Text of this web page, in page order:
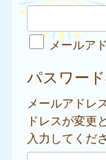
メールア
パスワー
メールアドレ
ドレスが変更
入力してくだ